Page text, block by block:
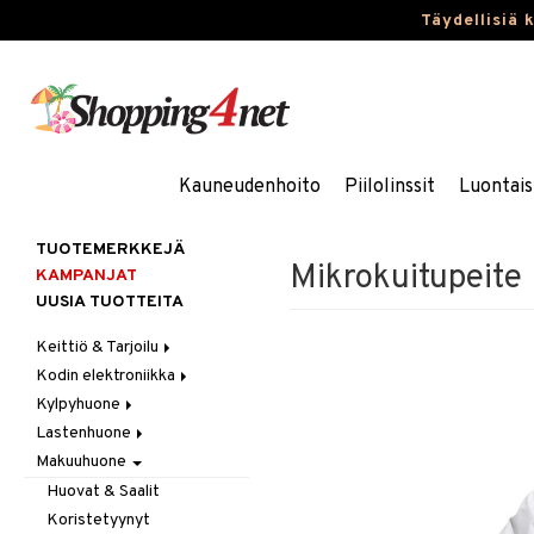
Täydellisiä
Kauneudenhoito Piilolinssit
Mikrokuitupeite
TUOTEMERKKEJÄ
KAMPANJAT
UUSIA TUOTTEITA
Keittiö & Tarjoilu
Aterimet
Kannut & Karahvit
Keittiösäilytys
Keittiötekstiilit
Keittiövälineet
Kodinkoneet
Kodin elektroniikka
Ääni
Kylpyhuone
Kylpyhuoneen sisustus
Kylpyhuoneen tarvikkeita
Kylpyhuoneen tekstiilit
Lastenhuone
Kylpyhuoneen koristelu
Lasten huonekalut
Lasten lamput
Makuuhuone
Huovat & Saalit
Koristetyynyt